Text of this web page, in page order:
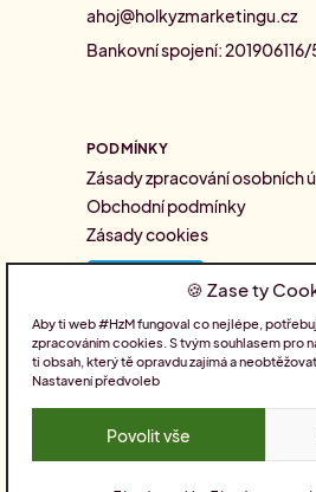
Zase ty
Aby ti web #HzM fungoval co nejlépe,
zpracováním cookies. S tvým souhlasem pro
ti obsah, který tě opravdu zajímá a
Nastavení předvoleb
Povolit vše
ahoj@holkyzmarketingu.cz
Bankovní spojení:
PODMÍNKY
Zásady zpracování osobních
Obchodní podmínky
Zásady cookies
SLEDUJTE NÁS